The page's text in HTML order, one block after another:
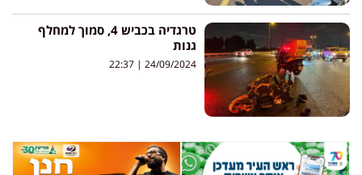
טרגדיה בכביש 4, סמוך למחלף
גנות
24/09/2024